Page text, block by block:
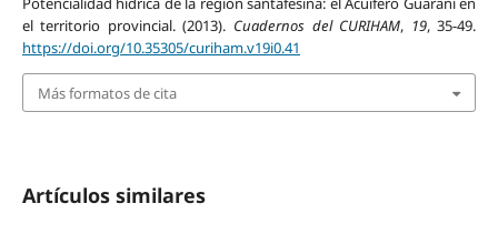
el territorio provincial. (2013). Cuadernos del CURIHAM, 19, 35-49.
https://doi.org/10.35305/curiham.v19i0.41
Más formatos de cita
Artículos similares